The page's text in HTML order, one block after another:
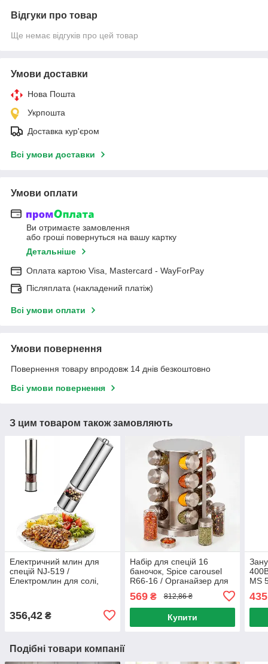
Відгуки про товар
Ще немає відгуків про цей товар
Умови доставки
Нова Пошта
Укрпошта
Доставка кур'єром
Всі умови доставки
Умови оплати
Ви отримаєте замовлення
або гроші повернуться на вашу картку
Детальніше
Оплата картою Visa, Mastercard - WayForPay
Післяплата (накладений платіж)
Всі умови оплати
Умови повернення
Повернення товару впродовж 14 днів безкоштовно
Всі умови повернення
З цим товаром також замовляють
Електричний млин для
спецій NJ-519 /
Електромлин для солі,
356,42 ₴
Набір для спецій 16
баночок, Spice carousel
R66-16 / Органайзер для
підставці / Карусель для
спецій
569₴ 812,86 ₴
Купити
MS
435
Подібні товари компанії